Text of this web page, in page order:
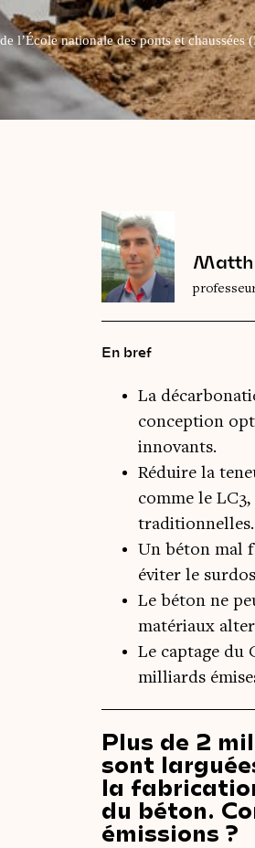
l’École nationale des ponts et chaussées
En bref
La
conception
innovants.
Réduire la
comme le
traditionnelles.
Un béton mal
éviter le
Le béton ne
matériaux
Le captage du
milliards
Plus de 2
sont
la
du béton.
émissions ?